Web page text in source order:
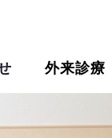
外来診療